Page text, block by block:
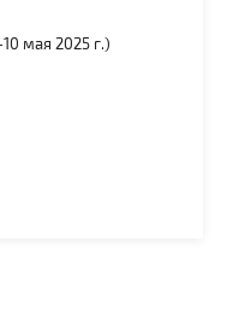
мая 2025 г.)